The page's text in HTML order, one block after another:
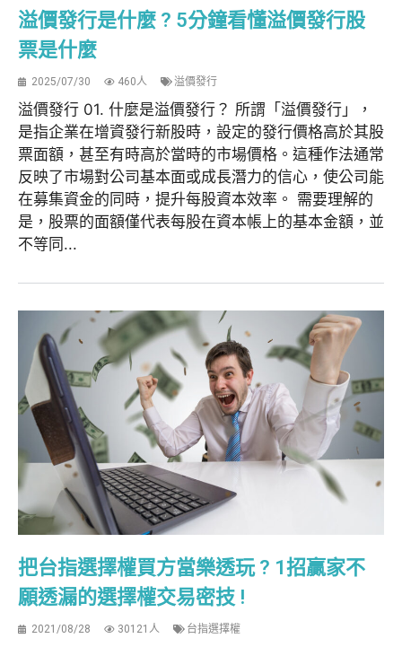
溢價發行是什麼 ? 5分鐘看懂溢價發行股
票是什麼
2025/07/30 460人 溢價發行
溢價發行 01. 什麼是溢價發行？ 所謂「溢價發行」，
是指企業在增資發行新股時，設定的發行價格高於其股
票面額，甚至有時高於當時的市場價格。這種作法通常
反映了市場對公司基本面或成長潛力的信心，使公司能
在募集資金的同時，提升每股資本效率。 需要理解的
是，股票的面額僅代表每股在資本帳上的基本金額，並
不等同...
把台指選擇權買方當樂透玩 ? 1招贏家不
願透漏的選擇權交易密技 !
2021/08/28 30121人 台指選擇權